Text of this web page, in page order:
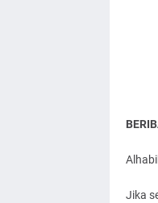
Jika